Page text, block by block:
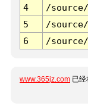
4
/
5
/
6
/
www.365jz.com 已